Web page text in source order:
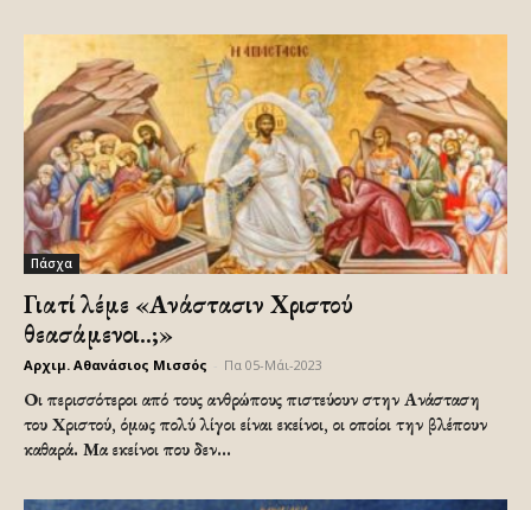
Πάσχα
Γιατί λέμε «Ανάστασιν Χριστού
θεασάμενοι..;»
Αρχιμ. Αθανάσιος Μισσός Πα 05-Μάι-2023
Οι περισσότεροι από τους ανθρώπους πιστεύουν στην Ανάσταση
του Χριστού, όμως πολύ λίγοι είναι εκείνοι, οι οποίοι την βλέπουν
καθαρά. Μα εκείνοι που δεν...